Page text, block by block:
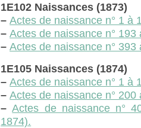
1E102 Naissances (1873)
– Actes de naissance n° 1 à
– Actes de naissance n°
– Actes de naissance n°
1E105 Naissances (1874)
– Actes de naissance n° 1 à
– Actes de naissance n°
– Actes de naissance n°
1874).